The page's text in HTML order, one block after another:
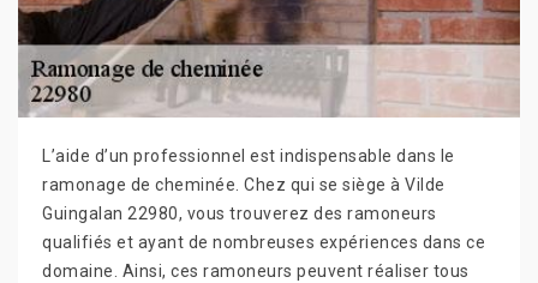
L’aide d’un professionnel est indispensable dans le
ramonage de cheminée. Chez qui se siège à Vilde
Guingalan 22980, vous trouverez des ramoneurs
qualifiés et ayant de nombreuses expériences dans ce
domaine. Ainsi, ces ramoneurs peuvent réaliser tous